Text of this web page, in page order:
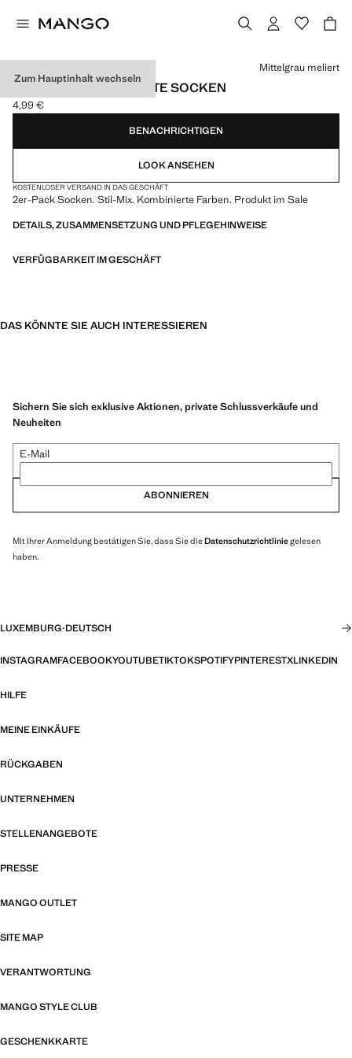
Zum Hauptinhalt wechseln
2ER-PACK GEMUSTERTE SOCKEN
Aktueller Preis [4,99 € ]
4,99 €
Wählen Sie eine Farbe
Mittelgrau meliert
BENACHRICHTIGEN
LOOK ANSEHEN
KOSTENLOSER VERSAND IN DAS GESCHÄFT
2er-Pack Socken. Stil-Mix. Kombinierte Farben. Produkt im Sale
DETAILS, ZUSAMMENSETZUNG UND PFLEGEHINWEISE
VERFÜGBARKEIT IM GESCHÄFT
DAS KÖNNTE SIE AUCH INTERESSIEREN
Sichern Sie sich exklusive Aktionen, private Schlussverkäufe und
Neuheiten
E-Mail
ABONNIEREN
Mit Ihrer Anmeldung bestätigen Sie, dass Sie dieDatenschutzrichtliniegelesen
haben.
LUXEMBURG·DEUTSCH
INSTAGRAMFACEBOOKYOUTUBETIKTOKSPOTIFYPINTERESTXLINKEDIN
HILFE
MEINE EINKÄUFE
RÜCKGABEN
UNTERNEHMEN
STELLENANGEBOTE
PRESSE
MANGO OUTLET
SITE MAP
VERANTWORTUNG
MANGO STYLE CLUB
GESCHENKKARTE